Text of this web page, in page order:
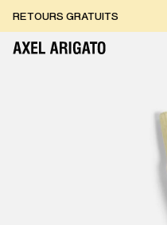
RETOURS GRATUITS
LIVRAISON EXPRESS GRATUITE